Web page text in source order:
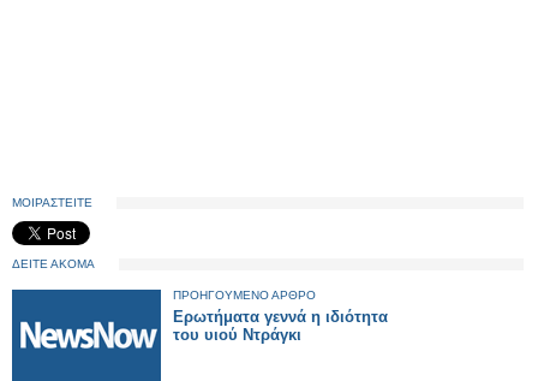
ΜΟΙΡΑΣΤΕΙΤΕ
ΔΕΙΤΕ ΑΚΟΜΑ
ΠΡΟΗΓΟΥΜΕΝΟ ΑΡΘΡΟ
Ερωτήματα γεννά η ιδιότητα
του υιού Ντράγκι